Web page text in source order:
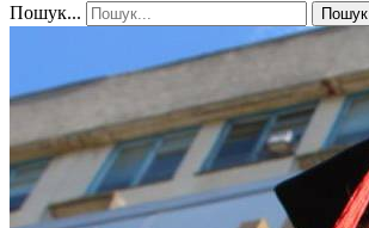
Пошук... Пошук